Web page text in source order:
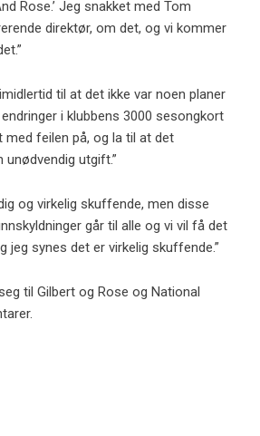
Rose.’ Jeg snakket med Tom
direktør, om det, og vi kommer
til at det ikke var noen planer
i klubbens 3000 sesongkort
feilen på, og la til at det
unødvendig utgift.”
og virkelig skuffende, men disse
går til alle og vi vil få det
jeg synes det er virkelig skuffende.”
til Gilbert og Rose og National